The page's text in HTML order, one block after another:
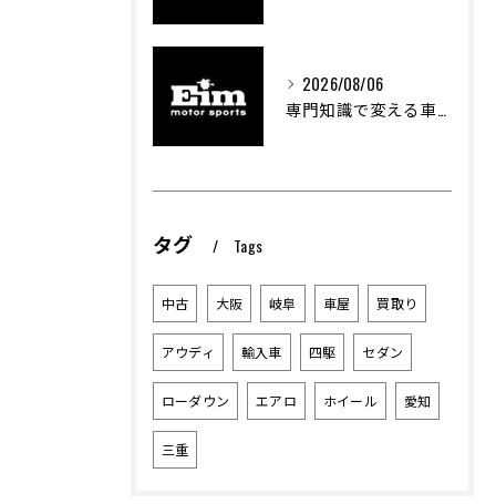
2026/08/06
専門知識で変える車屋のカスタム体験
タグ Tags
中古 大阪 岐阜 車屋 買取り
アウディ 輸入車 四駆 セダン
ローダウン エアロ ホイール 愛知
三重